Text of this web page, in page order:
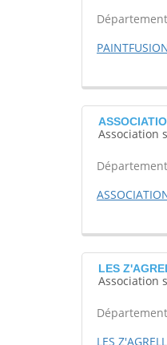
Association
LES
Association
LES